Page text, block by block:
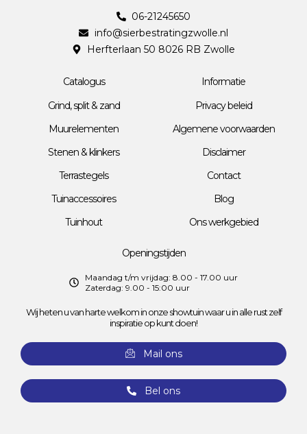
06-21245650
info@sierbestratingzwolle.nl
Herfterlaan 50 8026 RB Zwolle
Catalogus
Grind, split & zand
Muurelementen
Stenen & klinkers
Terrastegels
Tuinaccessoires
Tuinhout
Informatie
Privacy beleid
Algemene voorwaarden
Disclaimer
Contact
Blog
Ons werkgebied
Openingstijden
Maandag t/m vrijdag: 8.00 - 17.00 uur
Zaterdag: 9.00 - 15:00 uur
Wij heten u van harte welkom in onze showtuin waar u in alle rust zelf
inspiratie op kunt doen!
Mail ons
Bel ons